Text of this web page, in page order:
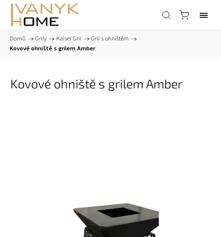
Domů / Grily / Kaiser Gril / Gril s ohništěm /
Kovové ohniště s grilem Amber
Kovové ohniště s grilem Amber